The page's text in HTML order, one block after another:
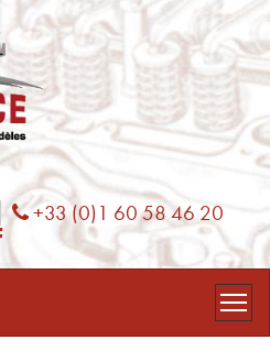
Phone
+33 (0)1 60 58 46 20
Facebook